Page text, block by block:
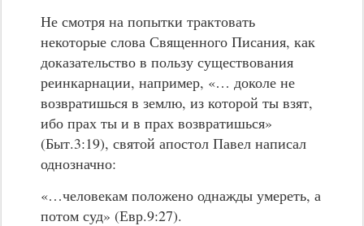
Не смотря на попытки трактовать
некоторые слова Священного Писания, как
доказательство в пользу существования
реинкарнации, например, «… доколе не
возвратишься в землю, из которой ты взят,
ибо прах ты и в прах возвратишься»
(Быт.3:19), святой апостол Павел написал
однозначно:
«…человекам положено однажды умереть, а
потом суд» (Евр.9:27).